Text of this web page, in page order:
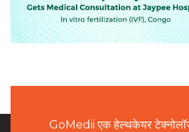
GoMedii एक हेल्थकेयर